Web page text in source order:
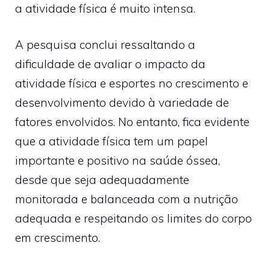
a atividade física é muito intensa.
A pesquisa conclui ressaltando a
dificuldade de avaliar o impacto da
atividade física e esportes no crescimento e
desenvolvimento devido à variedade de
fatores envolvidos. No entanto, fica evidente
que a atividade física tem um papel
importante e positivo na saúde óssea,
desde que seja adequadamente
monitorada e balanceada com a nutrição
adequada e respeitando os limites do corpo
em crescimento.